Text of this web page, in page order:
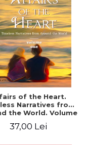
of the Heart.
Narratives from
the World. Volume
37,00 Lei